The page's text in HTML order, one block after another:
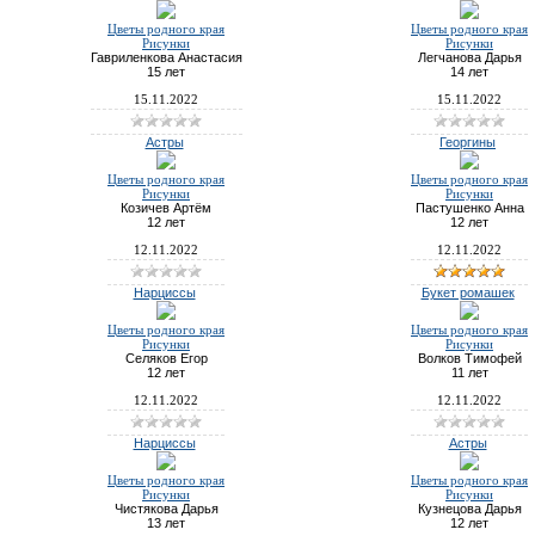
Цветы родного края
Рисунки
Гавриленкова Анастасия
15 лет
15.11.2022
Цветы родного края
Рисунки
Легчанова Дарья
14 лет
15.11.2022
Астры
Цветы родного края
Рисунки
Козичев Артём
12 лет
12.11.2022
Георгины
Цветы родного края
Рисунки
Пастушенко Анна
12 лет
12.11.2022
Нарциссы
Цветы родного края
Рисунки
Селяков Егор
12 лет
12.11.2022
Букет ромашек
Цветы родного края
Рисунки
Волков Тимофей
11 лет
12.11.2022
Нарциссы
Цветы родного края
Рисунки
Чистякова Дарья
13 лет
Астры
Цветы родного края
Рисунки
Кузнецова Дарья
12 лет